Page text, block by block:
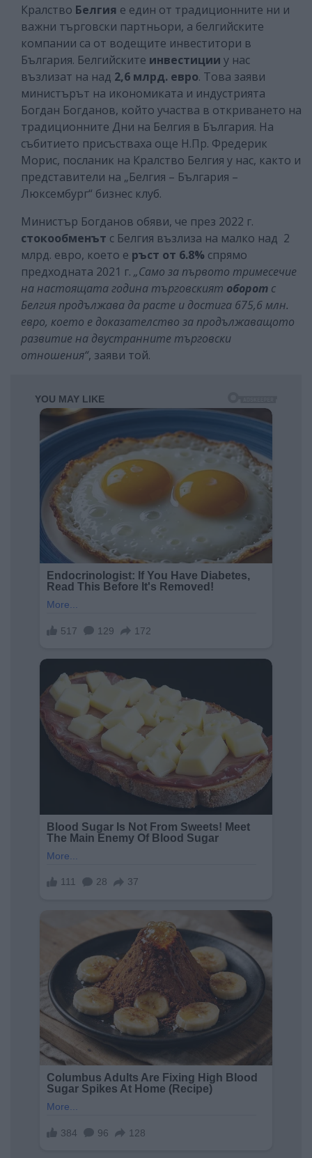
Кралство Белгия е един от традиционните ни и
важни търговски партньори, а белгийските
компании са от водещите инвеститори в
България. Белгийските инвестиции у нас
възлизат на над 2,6 млрд. евро. Това заяви
министърът на икономиката и индустрията
Богдан Богданов, който участва в откриването на
традиционните Дни на Белгия в България. На
събитието присъстваха още Н.Пр. Фредерик
Морис, посланик на Кралство Белгия у нас, както и
представители на „Белгия – България –
Люксембург“ бизнес клуб.
Министър Богданов обяви, че през 2022 г.
стокообменът с Белгия възлиза на малко над 2
млрд. евро, което е ръст от 6.8% спрямо
предходната 2021 г. „Само за първото тримесечие
на настоящата година търговският оборот с
Белгия продължава да расте и достига 675,6 млн.
евро, което е доказателство за продължаващото
развитие на двустранните търговски
отношения“, заяви той.